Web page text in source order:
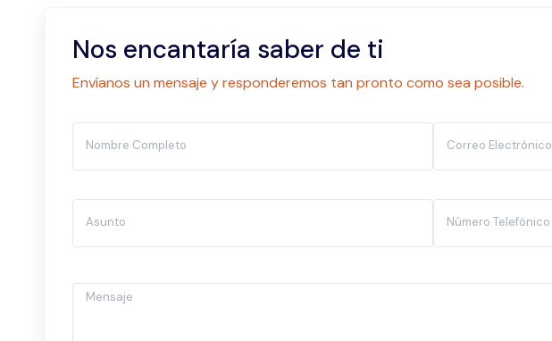
Nos encantaría saber de ti
Envíanos un mensaje y responderemos tan pronto como sea posible.
Nombre Completo
Asunto
Correo Electrónico
Número Telefónico
Mensaje